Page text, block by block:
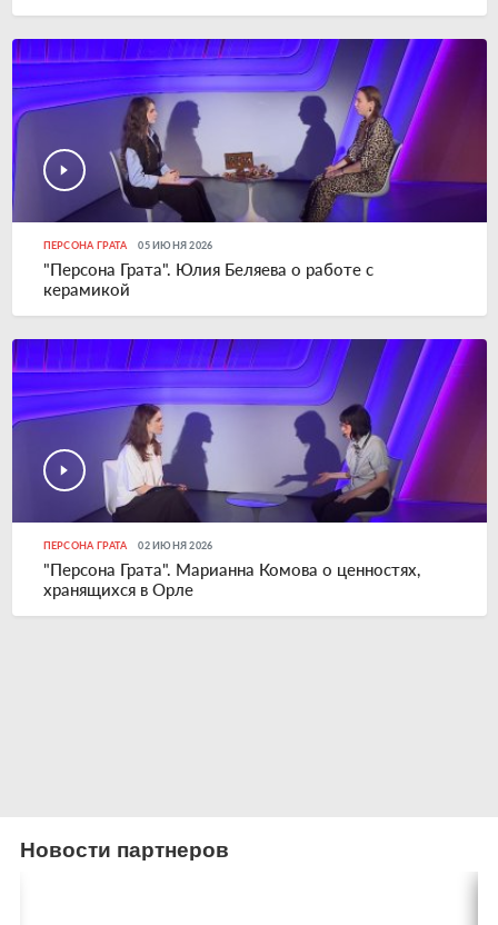
ПЕРСОНА ГРАТА 05 ИЮНЯ 2026
"Персона Грата". Юлия Беляева о работе с
керамикой
ПЕРСОНА ГРАТА 02 ИЮНЯ 2026
"Персона Грата". Марианна Комова о ценностях,
хранящихся в Орле
Новости партнеров